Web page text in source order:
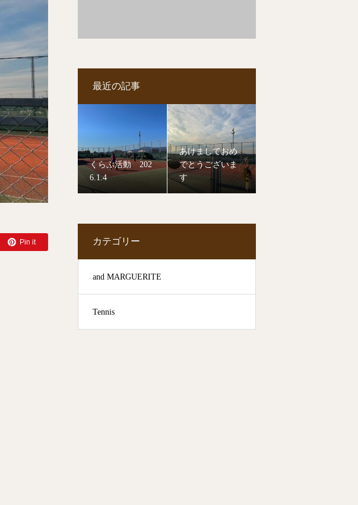
Pin it
最近の記事
くらぶ活動 202
6.1.4
あけましておめ
でとうございま
す
カテゴリー
and MARGUERITE
Tennis